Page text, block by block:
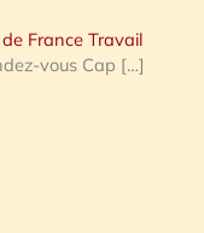
France Travail
vous Cap […]